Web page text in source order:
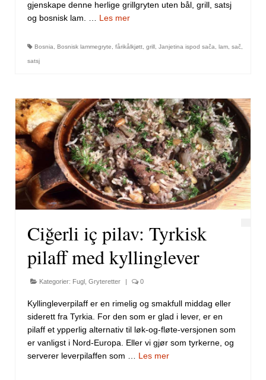
gjenskape denne herlige grillgryten uten bål, grill, satsj
og bosnisk lam. … Les mer
Bosnia Bosnisk lammegryte fårikålkjøtt grill Janjetina ispod sača lam sač
satsj
Ciğerli iç pilav: Tyrkisk
pilaff med kyllinglever
Kategorier: Fugl Gryteretter | 0
Kyllingleverpilaff er en rimelig og smakfull middag eller
siderett fra Tyrkia. For den som er glad i lever, er en
pilaff et ypperlig alternativ til løk-og-fløte-versjonen som
er vanligst i Nord-Europa. Eller vi gjør som tyrkerne, og
serverer leverpilaffen som … Les mer